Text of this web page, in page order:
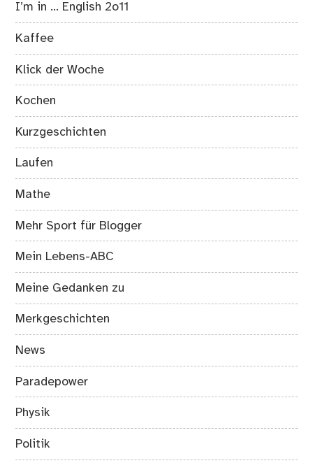
I’m in … English 2o11
Kaffee
Klick der Woche
Kochen
Kurzgeschichten
Laufen
Mathe
Mehr Sport für Blogger
Mein Lebens-ABC
Meine Gedanken zu
Merkgeschichten
News
Paradepower
Physik
Politik